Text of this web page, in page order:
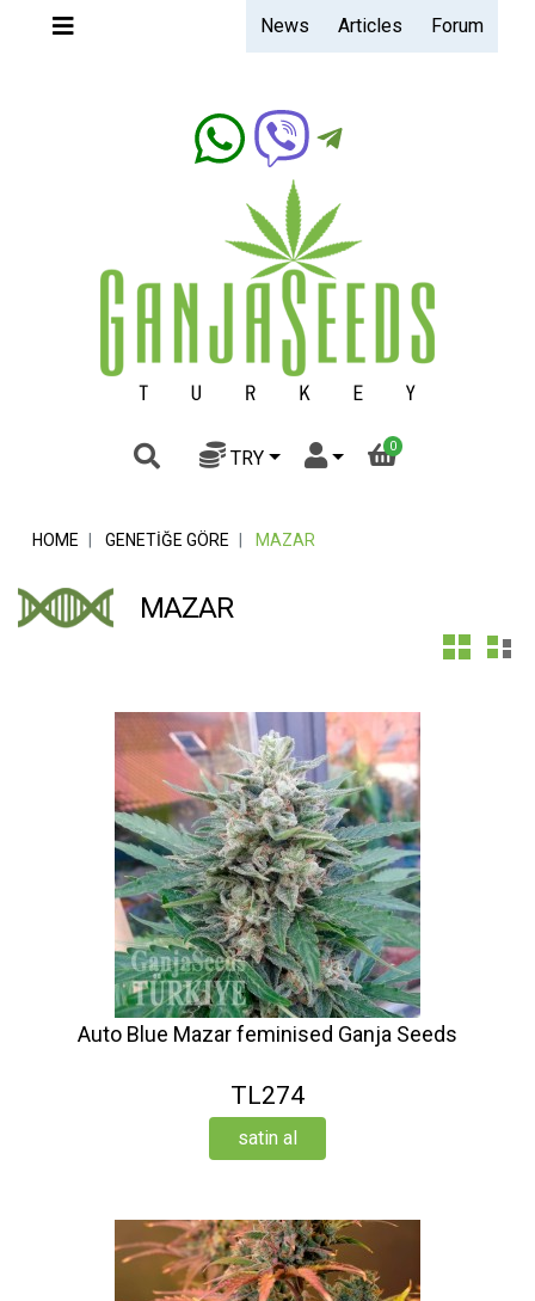
News Articles Forum
Ganjaseeds.band
TRY
0
HOME GENETIĞE GÖRE MAZAR
MAZAR
Auto Blue Mazar feminised Ganja Seeds
TL274
satin al